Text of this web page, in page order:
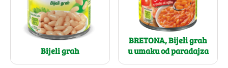
Bijeli grah
BRETONA, Bijeli grah
u umaku od paradajza